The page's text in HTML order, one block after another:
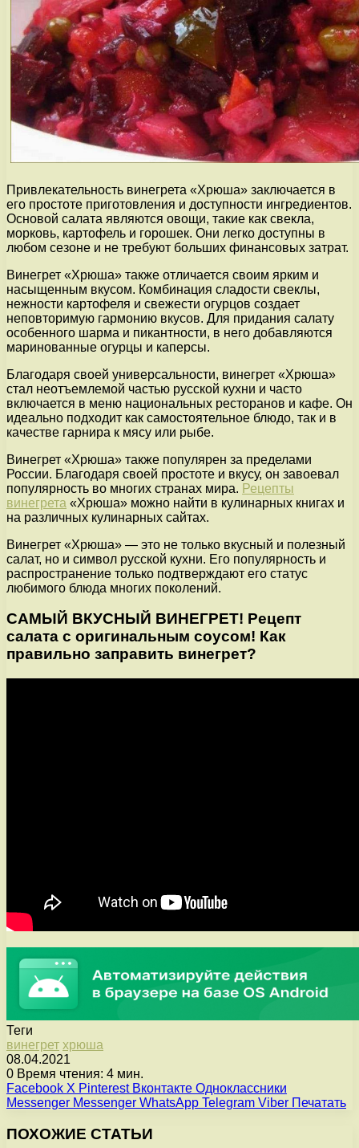
Привлекательность винегрета «Хрюша» заключается в
его простоте приготовления и доступности ингредиентов.
Основой салата являются овощи, такие как свекла,
морковь, картофель и горошек. Они легко доступны в
любом сезоне и не требуют больших финансовых затрат.
Винегрет «Хрюша» также отличается своим ярким и
насыщенным вкусом. Комбинация сладости свеклы,
нежности картофеля и свежести огурцов создает
неповторимую гармонию вкусов. Для придания салату
особенного шарма и пикантности, в него добавляются
маринованные огурцы и каперсы.
Благодаря своей универсальности, винегрет «Хрюша»
стал неотъемлемой частью русской кухни и часто
включается в меню национальных ресторанов и кафе. Он
идеально подходит как самостоятельное блюдо, так и в
качестве гарнира к мясу или рыбе.
Винегрет «Хрюша» также популярен за пределами
России. Благодаря своей простоте и вкусу, он завоевал
популярность во многих странах мира. Рецепты
винегрета «Хрюша» можно найти в кулинарных книгах и
на различных кулинарных сайтах.
Винегрет «Хрюша» — это не только вкусный и полезный
салат, но и символ русской кухни. Его популярность и
распространение только подтверждают его статус
любимого блюда многих поколений.
САМЫЙ ВКУСНЫЙ ВИНЕГРЕТ! Рецепт
салата с оригинальным соусом! Как
правильно заправить винегрет?
Теги
винегрет хрюша
08.04.2021
0 Время чтения: 4 мин.
Facebook X Pinterest Вконтакте Одноклассники
Messenger Messenger WhatsApp Telegram Viber Печатать
ПОХОЖИЕ СТАТЬИ